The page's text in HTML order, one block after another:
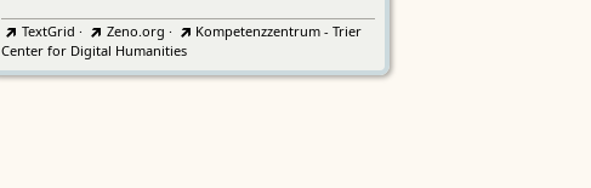
TextGrid · Zeno.org ·
Kompetenzzentrum - Trier
Center for Digital Humanities